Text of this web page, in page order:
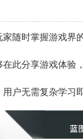
随时掌握游戏界
此分享游戏体验
户无需复杂学习